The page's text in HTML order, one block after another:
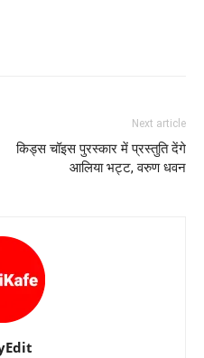
Next article
किड्स चॉइस पुरस्कार में प्रस्तुति देंगे
आलिया भट्ट, वरुण धवन